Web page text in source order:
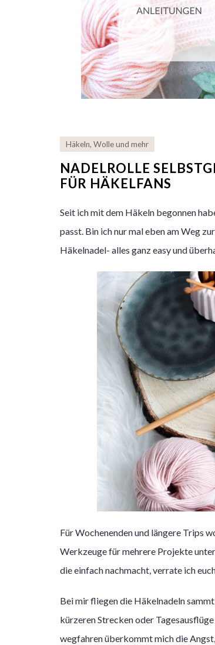
Häkeln, Wolle und mehr
NADELROLLE
FÜR HÄKELFANS
Seit ich mit dem Häkeln begonnen
passt. Bin ich nur mal eben am Weg
Häkelnadel- alles ganz easy und
Für Wochenenden und längere Trips
Werkzeuge für mehrere Projekte
die einfach nachmacht, verrate ich
Bei mir fliegen die Häkelnadeln
kürzeren Strecken oder
wegfahren überkommt mich die